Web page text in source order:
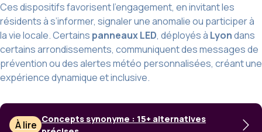
Ces dispositifs favorisent l’engagement, en invitant les
résidents à s’informer, signaler une anomalie ou participer à
la vie locale. Certains panneaux LED, déployés à Lyondans
certains arrondissements, communiquent des messages de
prévention ou des alertes météo personnalisées, créant une
expérience dynamique et inclusive.
À lire Concepts synonyme : 15+ alternatives